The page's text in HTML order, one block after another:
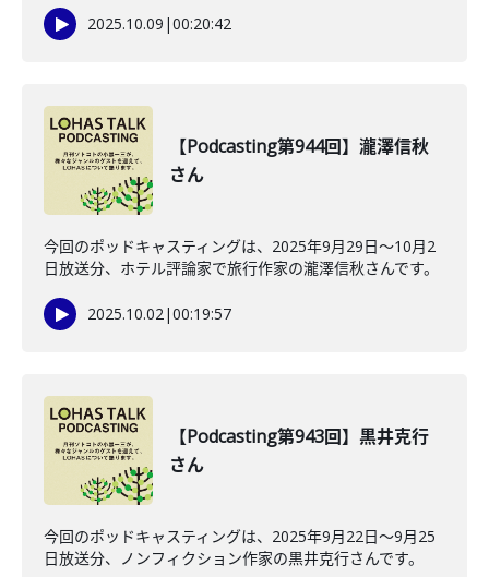
2025.10.09 |00:20:42
【Podcasting第944回】瀧澤信秋
さん
今回のポッドキャスティングは、2025年9月29日〜10月2
日放送分、ホテル評論家で旅行作家の瀧澤信秋さんです。
2025.10.02|00:19:57
【Podcasting第943回】黒井克行
さん
今回のポッドキャスティングは、2025年9月22日〜9月25
日放送分、ノンフィクション作家の黒井克行さんです。